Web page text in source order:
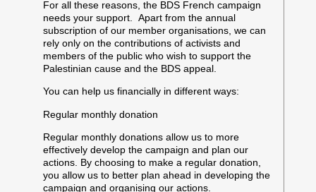
For all these reasons, the BDS French campaign
needs your support. Apart from the annual
subscription of our member organisations, we can
rely only on the contributions of activists and
members of the public who wish to support the
Palestinian cause and the BDS appeal.
You can help us financially in different ways:
Regular monthly donation
Regular monthly donations allow us to more
effectively develop the campaign and plan our
actions. By choosing to make a regular donation,
you allow us to better plan ahead in developing the
campaign and organising our actions.